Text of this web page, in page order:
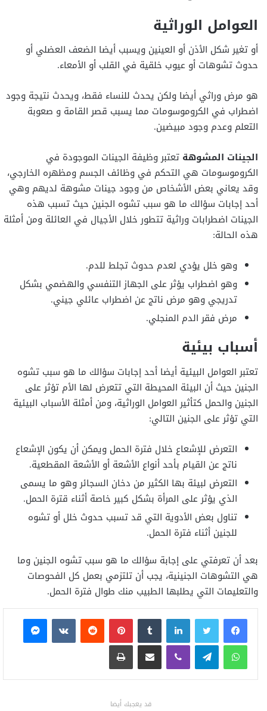
العوامل الوراثية
أو تغير شكل الأذن أو العينين ويسبب أيضا الضعف العضلي أو
حدوث تشوهات أو عيوب خلقية في القلب أو الأمعاء.
هو مرض وراثي أيضا ولكن يحدث للنساء فقط، ويحدث نتيجة وجود
اضطراب في الكروموسومات مما يسبب قصر القامة و صعوبة
التعلم وعدم وجود مبيضين.
الجينات المشوهة تعتبر وظيفة الجينات الموجودة في
الكروموسومات هي التحكم في وظائف الجسم ومظهره الخارجي،
وقد يعاني بعض الأشخاص من وجود جينات مشوهة لديهم وهي
أحد إجابات سؤالك ما هو سبب تشوه الجنين حيث تسبب هذه
الجينات اضطرابات وراثية تتطور خلال الأجيال في العائلة ومن أمثلة
هذه الحالة:
وهو خلل يؤدي لعدم حدوث تجلط للدم.
وهو اضطراب يؤثر على الجهاز التنفسي والهضمي بشكل
تدريجي وهو مرض ناتج عن اضطراب عائلي جيني.
مرض فقر الدم المنجلي.
أسباب بيئية
تعتبر العوامل البيئية أيضا أحد إجابات سؤالك ما هو سبب تشوه
الجنين حيث أن البيئة المحيطة التي تتعرض لها الأم تؤثر على
الجنين والحمل كتأثير العوامل الوراثية، ومن أمثلة الأسباب البيئية
التي تؤثر على الجنين التالي:
التعرض للإشعاع خلال فترة الحمل ويمكن أن يكون الإشعاع
ناتج عن القيام بأحد أنواع الأشعة أو الأشعة المقطعية.
التعرض لبيئة بها الكثير من دخان السجائر وهو ما يسمى
الذي يؤثر على المرأة بشكل كبير خاصة أثناء قترة الحمل.
تناول بعض الأدوية التي قد تسبب حدوث خلل أو تشوه
للجنين أثناء فترة الحمل.
بعد أن تعرفتي على إجابة سؤالك ما هو سبب تشوه الجنين وما
هي التشوهات الجنينية، يجب أن تلتزمي بعمل كل الفحوصات
والتعليمات التي يطلبها الطبيب منك طوال فترة الحمل.
فيسبوكتويتر لينكدإن بينتيريست
ماسنجر
واتساب تيلقرام ڤايبر مشاركة عبر البريد طباعة
قد يعجبك أيضا